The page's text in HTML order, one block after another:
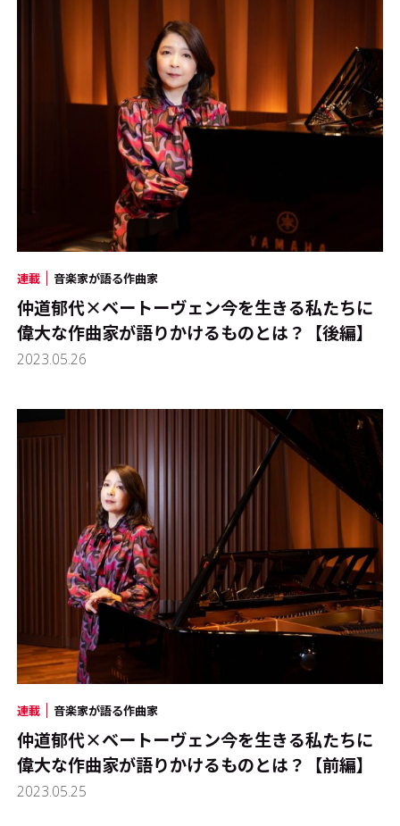
連載 音楽家が語る作曲家
仲道郁代×ベートーヴェン――今を生きる私たちに
偉大な作曲家が語りかけるものとは？【後編】
2023.05.26
連載 音楽家が語る作曲家
仲道郁代×ベートーヴェン――今を生きる私たちに
偉大な作曲家が語りかけるものとは？【前編】
2023.05.25